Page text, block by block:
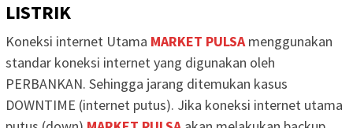
LISTRIK
Koneksi internet Utama MARKET PULSAmenggunakan
standar koneksi internet yang digunakan oleh
PERBANKAN. Sehingga jarang ditemukan kasus
DOWNTIME (internet putus). Jika koneksi internet utama